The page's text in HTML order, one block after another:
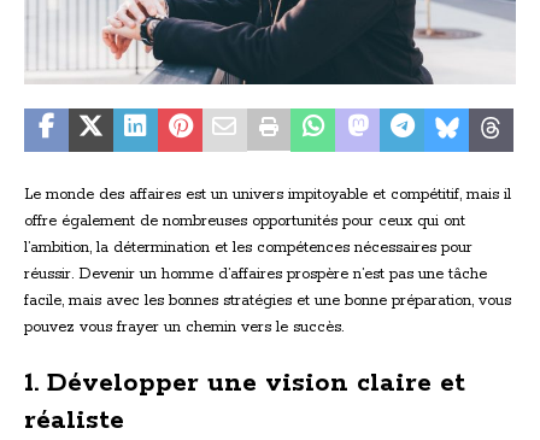
Le monde des affaires est un univers impitoyable et compétitif, mais il
offre également de nombreuses opportunités pour ceux qui ont
l’ambition, la détermination et les compétences nécessaires pour
réussir. Devenir un homme d’affaires prospère n’est pas une tâche
facile, mais avec les bonnes stratégies et une bonne préparation, vous
pouvez vous frayer un chemin vers le succès.
1. Développer une vision claire et
réaliste